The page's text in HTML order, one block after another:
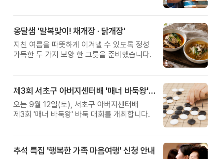
옹달샘 '말복맞이! 채개장 · 닭개장'
지친 여름을 따뜻하게 이겨낼 수 있도록 정성
가득한 두 가지 보양 한 그릇을 준비했습니다.
제3회 서초구 아버지센터배 '매너 바둑왕' 대회
오는 9월 12일(토), 서초구 아버지센터배
제3회 '매너 바둑왕' 바둑 대회를 개최합니다.
추석 특집 '행복한 가족 마음여행' 신청 안내